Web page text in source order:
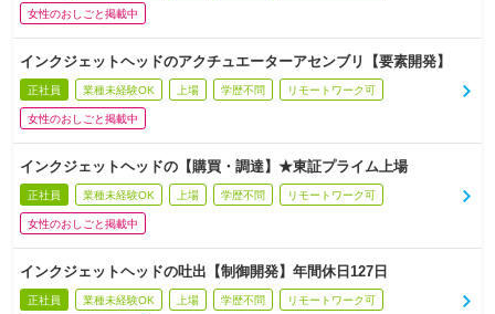
女性のおしごと掲載中
インクジェットヘッドのアクチュエーターアセンブリ【要素開発】
正社員 業種未経験OK 上場 学歴不問 リモートワーク可
女性のおしごと掲載中
インクジェットヘッドの【購買・調達】★東証プライム上場
正社員 業種未経験OK 上場 学歴不問 リモートワーク可
女性のおしごと掲載中
インクジェットヘッドの吐出【制御開発】年間休日127日
正社員 業種未経験OK 上場 学歴不問 リモートワーク可